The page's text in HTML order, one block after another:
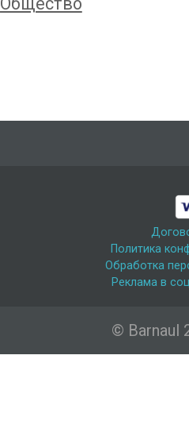
Политика
Обработка
Реклама в
© Barnaul